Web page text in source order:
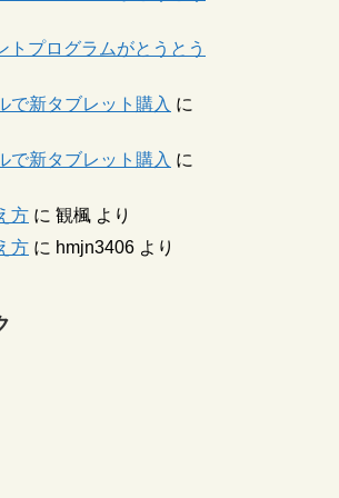
トプログラムがとうとう
で新タブレット購入 に
で新タブレット購入 に
方 に 観楓 より
方 に hmjn3406 より